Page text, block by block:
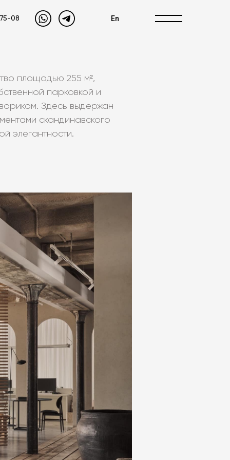
08 En
площадью 255 м²,
парковкой и
Здесь выдержан
скандинавского
элегантности.